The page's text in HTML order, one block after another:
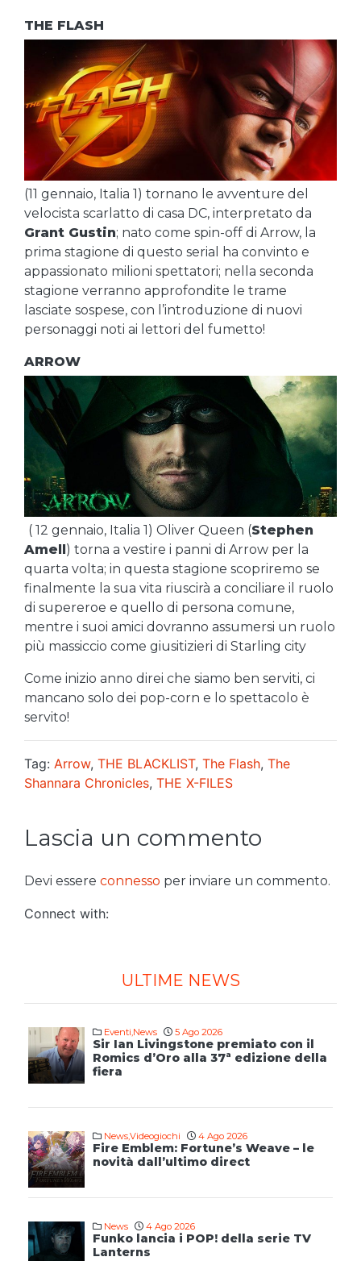
THE FLASH
(11 gennaio, Italia 1) tornano le avventure del
velocista scarlatto di casa DC, interpretato da
Grant Gustin; nato come spin-off di Arrow, la
prima stagione di questo serial ha convinto e
appassionato milioni spettatori; nella seconda
stagione verranno approfondite le trame
lasciate sospese, con l’introduzione di nuovi
personaggi noti ai lettori del fumetto!
ARROW
( 12 gennaio, Italia 1) Oliver Queen (Stephen
Amell ) torna a vestire i panni di Arrow per la
quarta volta; in questa stagione scopriremo se
finalmente la sua vita riuscirà a conciliare il ruolo
di supereroe e quello di persona comune,
mentre i suoi amici dovranno assumersi un ruolo
più massiccio come giusitizieri di Starling city
Come inizio anno direi che siamo ben serviti, ci
mancano solo dei pop-corn e lo spettacolo è
servito!
Tag: Arrow, THE BLACKLIST, The Flash, The
Shannara Chronicles, THE X-FILES
Lascia un commento
Devi essere connesso per inviare un commento.
Connect with:
ULTIME NEWS
Eventi,News 5 Ago 2026
Sir Ian Livingstone premiato con il
Romics d’Oro alla 37ª edizione della
fiera
News,Videogiochi 4 Ago 2026
Fire Emblem: Fortune’s Weave – le
novità dall’ultimo direct
News 4 Ago 2026
Funko lancia i POP! della serie TV
Lanterns